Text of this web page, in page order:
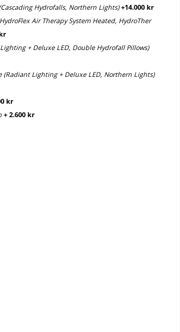
Hydrofalls, Northern Lights)+14.000 kr
Air Therapy System Heated, HydroTher
+ Deluxe LED, Double Hydrofall Pillows)
(Radiant Lighting + Deluxe LED, Northern Lights)
kr
+ 2.600 kr